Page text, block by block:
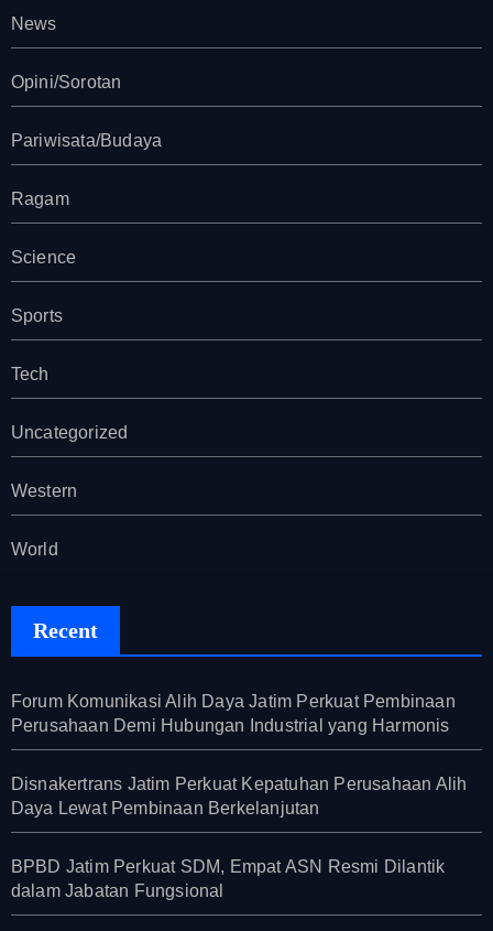
News
Opini/Sorotan
Pariwisata/Budaya
Ragam
Science
Sports
Tech
Uncategorized
Western
World
Recent
Forum Komunikasi Alih Daya Jatim Perkuat Pembinaan
Perusahaan Demi Hubungan Industrial yang Harmonis
Disnakertrans Jatim Perkuat Kepatuhan Perusahaan Alih
Daya Lewat Pembinaan Berkelanjutan
BPBD Jatim Perkuat SDM, Empat ASN Resmi Dilantik
dalam Jabatan Fungsional